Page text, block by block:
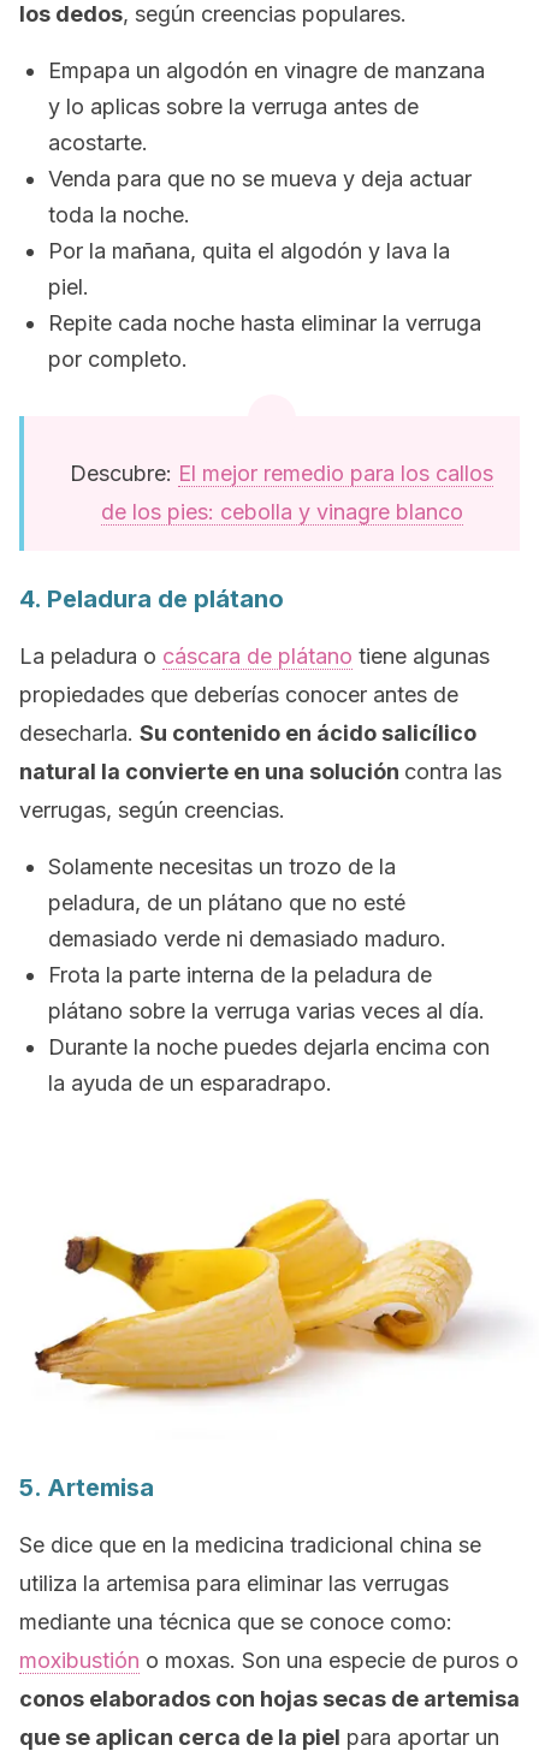
los dedos, según creencias populares.
Empapa un algodón en vinagre de manzana
y lo aplicas sobre la verruga antes de
acostarte.
Venda para que no se mueva y deja actuar
toda la noche.
Por la mañana, quita el algodón y lava la
piel.
Repite cada noche hasta eliminar la verruga
por completo.
Descubre: El mejor remedio para los callos
de los pies: cebolla y vinagre blanco
4. Peladura de plátano
La peladura o cáscara de plátano tiene algunas
propiedades que deberías conocer antes de
desecharla. Su contenido en ácido salicílico
natural la convierte en una solución contra las
verrugas, según creencias.
Solamente necesitas un trozo de la
peladura, de un plátano que no esté
demasiado verde ni demasiado maduro.
Frota la parte interna de la peladura de
plátano sobre la verruga varias veces al día.
Durante la noche puedes dejarla encima con
la ayuda de un esparadrapo.
5. Artemisa
Se dice que en la medicina tradicional china se
utiliza la artemisa para eliminar las verrugas
mediante una técnica que se conoce como:
moxibustión o moxas. Son una especie de puros o
conos elaborados con hojas secas de artemisa
que se aplican cerca de la piel para aportar un